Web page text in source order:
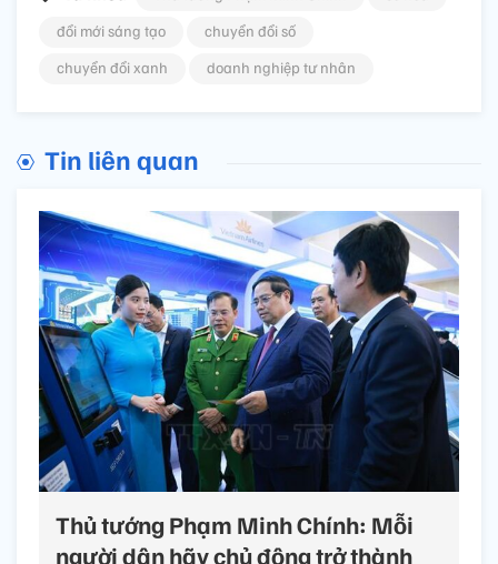
đổi mới sáng tạo
chuyển đổi số
chuyển đổi xanh
doanh nghiệp tư nhân
Tin liên quan
Thủ tướng Phạm Minh Chính: Mỗi
người dân hãy chủ động trở thành